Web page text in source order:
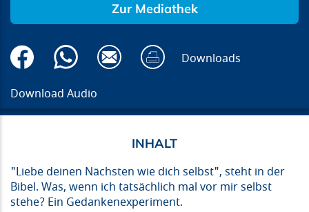
Zur Mediathek
Downloads
Download Audio
"Liebe deinen Nächsten wie dich selbst", steht in der
Bibel. Was, wenn ich tatsächlich mal vor mir selbst
stehe? Ein Gedankenexperiment.